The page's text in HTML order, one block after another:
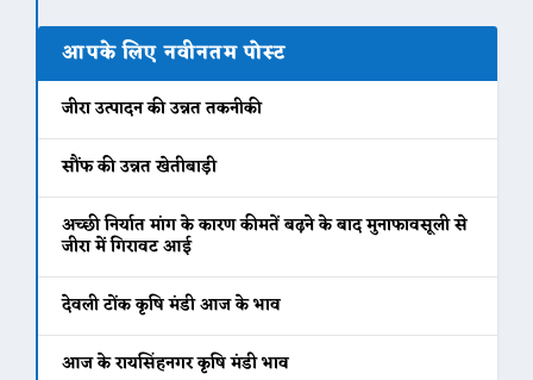
आपके लिए नवीनतम पोस्ट
जीरा उत्पादन की उन्नत तकनीकी
सौंफ की उन्नत खेतीबाड़ी
अच्छी निर्यात मांग के कारण कीमतें बढ़ने के बाद मुनाफावसूली से
जीरा में गिरावट आई
देवली टोंक कृषि मंडी आज के भाव
आज के रायसिंहनगर कृषि मंडी भाव